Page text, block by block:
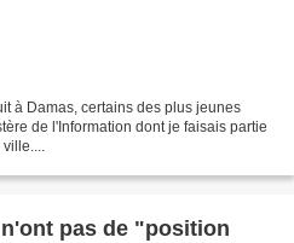
à Damas, certains des plus jeunes
de l'Information dont je faisais partie
pas de "position